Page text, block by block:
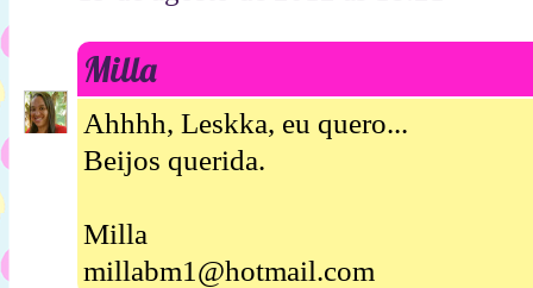
Milla
Ahhhh, Leskka, eu quero...
Beijos querida.
Milla
millabm1@hotmail.com